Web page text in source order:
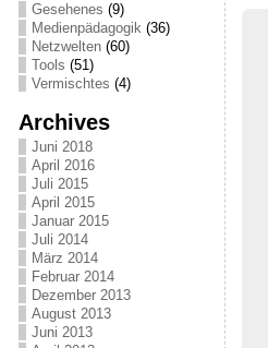
Gesehenes (9)
Medienpädagogik(36)
Netzwelten(60)
Tools (51)
Vermischtes (4)
Archives
Juni 2018
April 2016
Juli 2015
April 2015
Januar 2015
Juli 2014
März 2014
Februar 2014
Dezember 2013
August 2013
Juni 2013